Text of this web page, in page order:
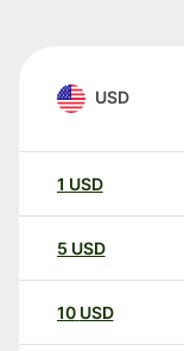
USD
1 USD
5 USD
10 USD